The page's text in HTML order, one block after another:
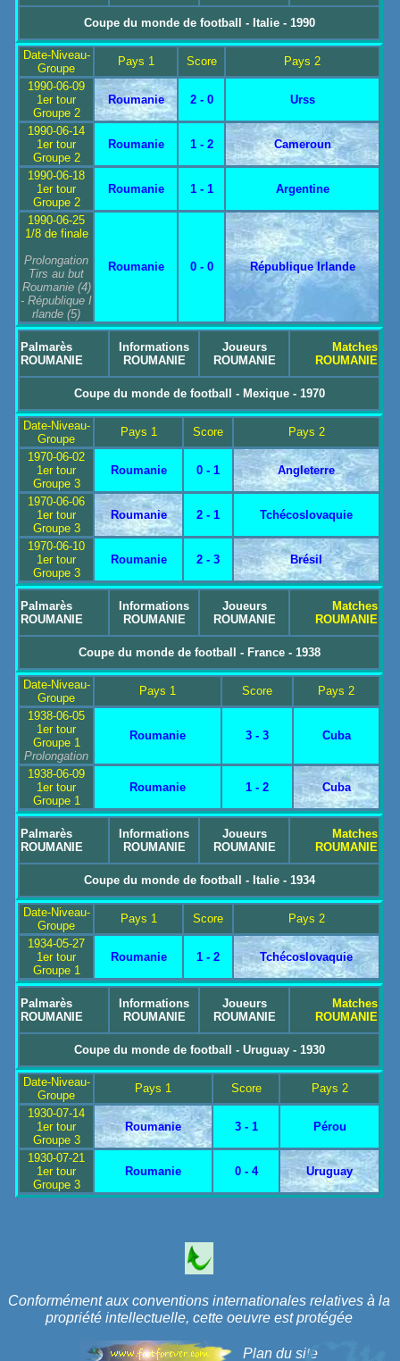
Coupe du monde de football - Italie - 1990
Date-Niveau-
Groupe
Pays 1 Score
Pays 2
1990-06-09
1er tour
Groupe 2
Roumanie 2 - 0 Urss
1990-06-14
1er tour
Groupe 2
Roumanie 1 - 2 Cameroun
1990-06-18
1er tour
Groupe 2
Roumanie 1 - 1 Argentine
1990-06-25
1/8 de finale
Prolongation
Tirs au but
Roumanie(4)
-République I
rlande (5)
Roumanie 0 - 0 République Irlande
Palmarès
ROUMANIE
Informations
ROUMANIE
Joueurs
ROUMANIE
Matches
ROUMANIE
Coupe du monde de football - Mexique - 1970
Date-Niveau-
Groupe
Pays 1 Score
Pays 2
1970-06-02
1er tour
Groupe 3
Roumanie 0 - 1 Angleterre
1970-06-06
1er tour
Groupe 3
Roumanie 2 - 1 Tchécoslovaquie
1970-06-10
1er tour
Groupe 3
Roumanie 2 - 3 Brésil
Palmarès
ROUMANIE
Informations
ROUMANIE
Joueurs
ROUMANIE
Matches
ROUMANIE
Coupe du monde de football - France - 1938
Date-Niveau-
Groupe
Pays 1 Score
Pays 2
1938-06-05
1er tour
Groupe 1
Prolongation
Roumanie 3 - 3 Cuba
1938-06-09
1er tour
Groupe 1
Roumanie 1 - 2 Cuba
Palmarès
ROUMANIE
Informations
ROUMANIE
Joueurs
ROUMANIE
Matches
ROUMANIE
Coupe du monde de football - Italie - 1934
Date-Niveau-
Groupe
Pays 1 Score
Pays 2
1934-05-27
1er tour
Groupe 1
Roumanie 1 - 2 Tchécoslovaquie
Palmarès
ROUMANIE
Informations
ROUMANIE
Joueurs
ROUMANIE
Matches
ROUMANIE
Coupe du monde de football - Uruguay - 1930
Date-Niveau-
Groupe
Pays 1 Score
Pays 2
1930-07-14
1er tour
Groupe 3
Roumanie 3 - 1 Pérou
1930-07-21
1er tour
Groupe 3
Roumanie 0 - 4 Uruguay
Conformément aux conventions internationales relatives à la
propriété intellectuelle, cette oeuvre est protégée
Plan du site